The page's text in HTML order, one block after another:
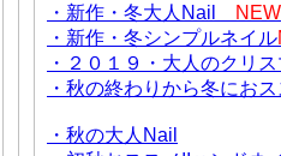
・新作・冬大人Nail
NEW
・新作・冬シンプルネイル
・２０１９・大人のクリ
・秋の終わりから冬にお
・秋の大人Nail